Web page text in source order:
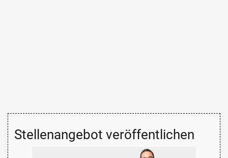
Stellenangebot veröffentlichen